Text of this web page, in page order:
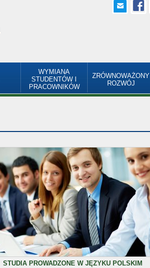
WYMIANA
STUDENTÓW I
PRACOWNIKÓW
ZRÓWNOWAŻONY
ROZWÓJ
STUDIA PROWADZONE W JĘZYKU POLSKIM